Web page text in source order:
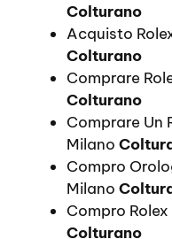
Colturano
Acquisto
Colturano
Comprare
Colturano
Comprare Un
Milano
Compro
Milano
Compro
Colturano